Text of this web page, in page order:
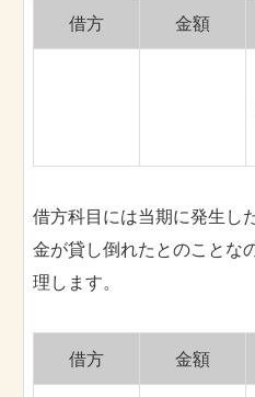
借方 金額
借方科目には当期に発生し
金が貸し倒れたとのことなの
理します。
借方 金額